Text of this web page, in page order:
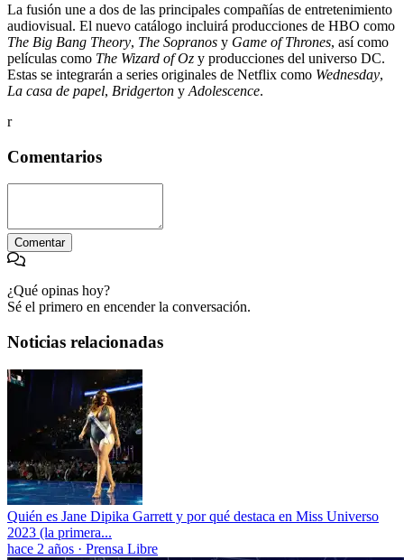
La fusión une a dos de las principales compañías de entretenimiento
audiovisual. El nuevo catálogo incluirá producciones de HBO como
The Big Bang Theory, The Sopranos y Game of Thrones, así como
películas como The Wizard of Oz y producciones del universo DC.
Estas se integrarán a series originales de Netflix como Wednesday,
La casa de papel, Bridgerton y Adolescence.
r
Comentarios
Comentar
¿Qué opinas hoy?
Sé el primero en encender la conversación.
Noticias relacionadas
Quién es Jane Dipika Garrett y por qué destaca en Miss Universo
2023 (la primera...
hace 2 años · Prensa Libre